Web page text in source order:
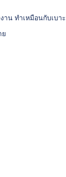
าน ทำเหมือนกับเบา
ย